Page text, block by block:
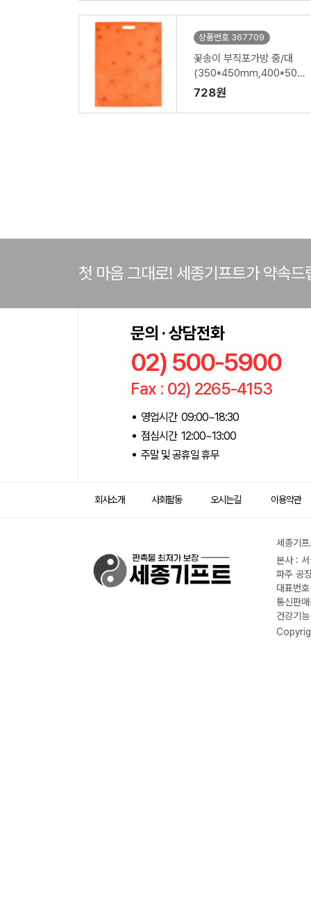
상품번호 367709
꽃송이 부직포가방 중/대
(350*450mm,400*500
mm)
728원
첫 마음 그대로! 세종기프트가 약속드
문의 · 상담전화
02) 500-5900
Fax : 02) 2265-4153
영업시간 09:00~18:30
점심시간 12:00~13:00
주말 및 공휴일 휴무
회사소개 사회활동 오시는길 이용약관
세종기
본사 :
파주 공
대표번
통신판
건강기